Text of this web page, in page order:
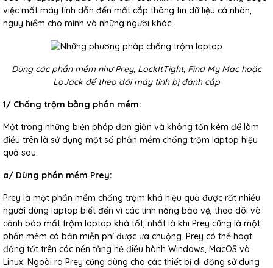
việc mất máy tính dẫn đến mất cắp thông tin dữ liệu cá nhân,
nguy hiểm cho mình và những người khác.
Dùng các phần mềm như Prey, LockItTight, Find My Mac hoặc
LoJack để theo dõi máy tính bị đánh cắp
1/ Chống trộm bằng phần mềm:
Một trong những biện pháp đơn giản và không tốn kém để làm
điều trên là sử dụng một số phần mềm chống trộm laptop hiệu
quả sau:
a/ Dùng phần mềm Prey:
Prey là một phần mềm chống trộm khá hiệu quả được rất nhiều
người dùng laptop biết đến vì các tính năng bảo vệ, theo dõi và
cảnh báo mất trộm laptop khá tốt, nhất là khi Prey cũng là một
phần mềm có bản miễn phí được ưa chuộng. Prey có thể hoạt
động tốt trên các nền tảng hệ điều hành Windows, MacOS và
Linux. Ngoài ra Prey cũng dùng cho các thiết bị di động sử dụng